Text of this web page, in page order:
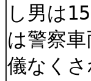
し男は
は警察
儀なく